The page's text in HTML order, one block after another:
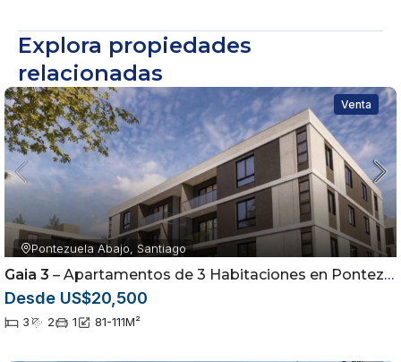
Explora propiedades
relacionadas
Venta
Pontezuela Abajo, Santiago
Gaia 3 – Apartamentos de 3 Habitaciones en Pontezuela | Airbnb Friendly
Desde US$20,500
3 2 1 81-111M²